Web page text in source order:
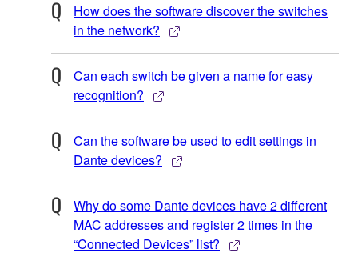
How does the software discover the switches
in the network?
Can each switch be given a name for easy
recognition?
Can the software be used to edit settings in
Dante devices?
Why do some Dante devices have 2 different
MAC addresses and register 2 times in the
“Connected Devices” list?